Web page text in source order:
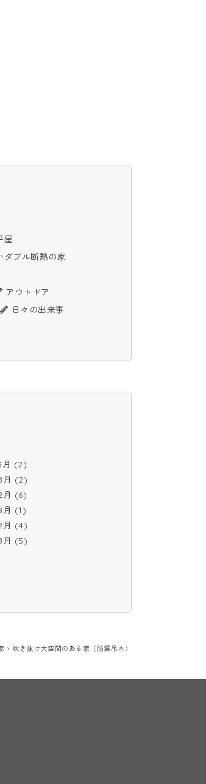
屋
ダブル断熱の家
アウトドア
日々の出来事
月 (2)
月 (2)
月 (6)
月 (1)
月 (4)
月 (5)
吹き抜け大空間のある家（防震吊木）